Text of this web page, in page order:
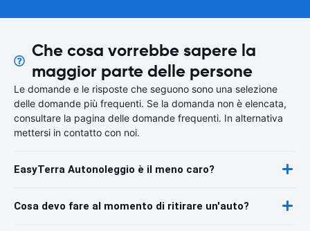
Che cosa vorrebbe sapere la
maggior parte delle persone
Le domande e le risposte che seguono sono una selezione
delle domande più frequenti. Se la domanda non è elencata,
consultare la pagina delle domande frequenti. In alternativa
mettersi in contatto con noi.
EasyTerra Autonoleggio è il meno caro?
Cosa devo fare al momento di ritirare un'auto?